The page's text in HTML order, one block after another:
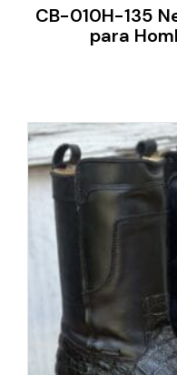
CB-010H-135
para